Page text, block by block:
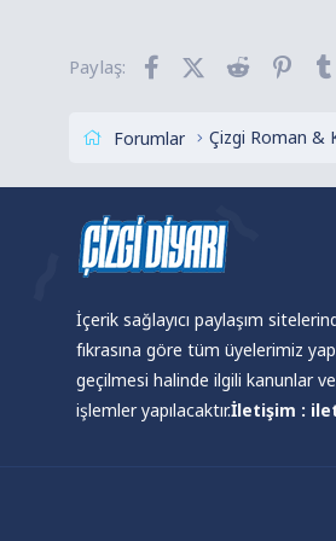
Paylaş: FacebookX (Twitter)
Reddit
Forumlar Çizgi Roman &
İçerik sağlayıcı paylaşım
fıkrasına göre tüm üyelerimiz
geçilmesi halinde ilgili kanunlar
işlemler yapılacaktır.İletişim :